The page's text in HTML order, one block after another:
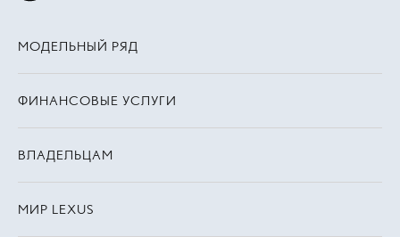
МОДЕЛЬНЫЙ РЯД
ФИНАНСОВЫЕ УСЛУГИ
ВЛАДЕЛЬЦАМ
МИР LEXUS